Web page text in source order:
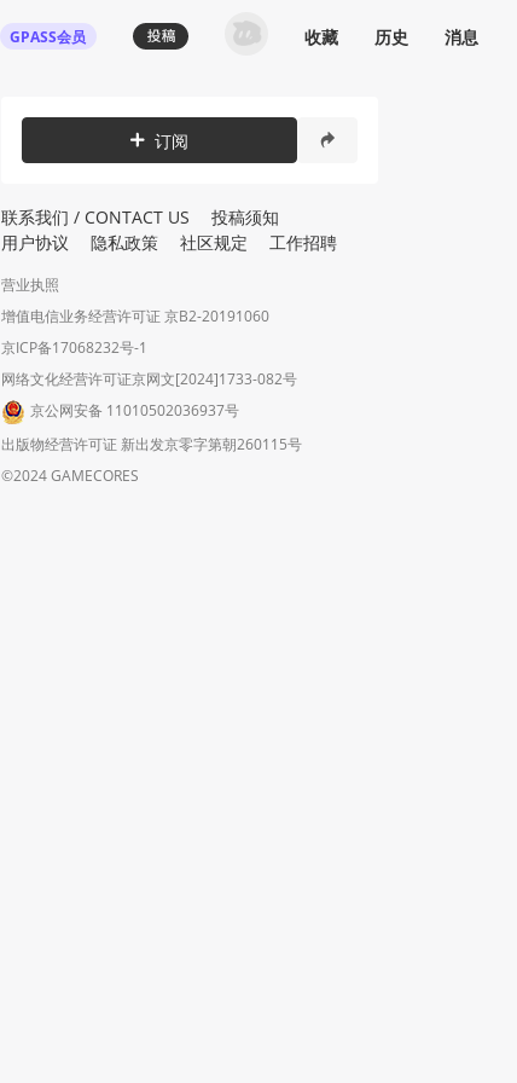
GPASS会员 收藏 历史 消息
订阅
联系我们 / CONTACT US
投稿须知
用户协议
隐私政策 社区规定 工作招聘
营业执照
增值电信业务经营许可证 京B2-20191060
京ICP备17068232号-1
网络文化经营许可证京网文[2024]1733-082号
京公网安备 11010502036937号
出版物经营许可证 新出发京零字第朝260115号
©2024 GAMECORES